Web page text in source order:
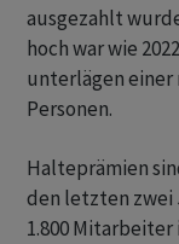
ausgezahlt
hoch war wie
unterlägen einer
Personen.
Halteprämien
den letzten zwei
1.800